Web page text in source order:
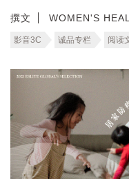
撰文 WOMEN'S
影音3C 诚品专栏 阅读